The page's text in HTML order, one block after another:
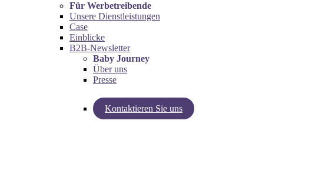
Für Werbetreibende
Unsere Dienstleistungen
Case
Einblicke
B2B-Newsletter
Baby Journey
Über uns
Presse
Kontaktieren Sie uns